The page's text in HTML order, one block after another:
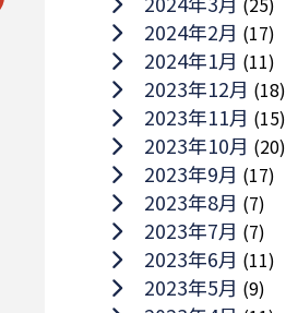
2024年2月 (17)
2024年1月 (11)
2023年12月 (18)
2023年11月 (15)
2023年10月 (20)
2023年9月 (17)
2023年8月 (7)
2023年7月 (7)
2023年6月 (11)
2023年5月 (9)